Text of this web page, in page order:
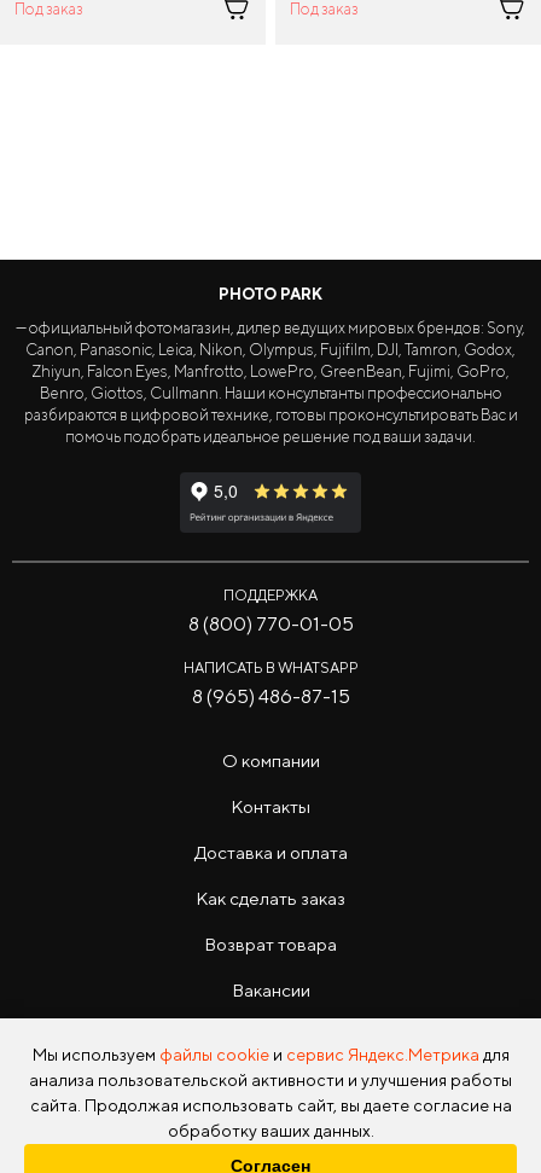
Под заказ Под заказ
PHOTO PARK
— официальный фотомагазин, дилер ведущих мировых брендов: Sony,
Canon, Panasonic, Leica, Nikon, Olympus, Fujifilm, DJI, Tamron, Godox,
Zhiyun, Falcon Eyes, Manfrotto, LowePro, GreenBean, Fujimi, GoPro,
Benro, Giottos, Cullmann. Наши консультанты профессионально
разбираются в цифровой технике, готовы проконсультировать Вас и
помочь подобрать идеальное решение под ваши задачи.
ПОДДЕРЖКА
8 (800) 770-01-05
НАПИСАТЬ В WHATSAPP
8 (965) 486-87-15
О компании
Контакты
Доставка и оплата
Как сделать заказ
Возврат товара
Вакансии
Мы используем файлы cookieи сервис Яндекс.Метрика для
анализа пользовательской активности и улучшения работы
сайта. Продолжая использовать сайт, вы даете согласие на
обработку ваших данных.
Согласен